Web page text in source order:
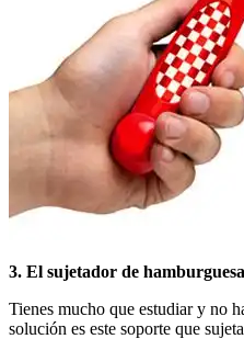
3. El sujetador de
Tienes mucho que estudiar y no
solución es este soporte que